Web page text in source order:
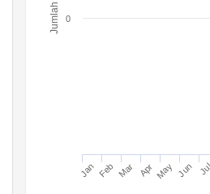
Jumlah
Jan Feb Mar Apr May Jun
0